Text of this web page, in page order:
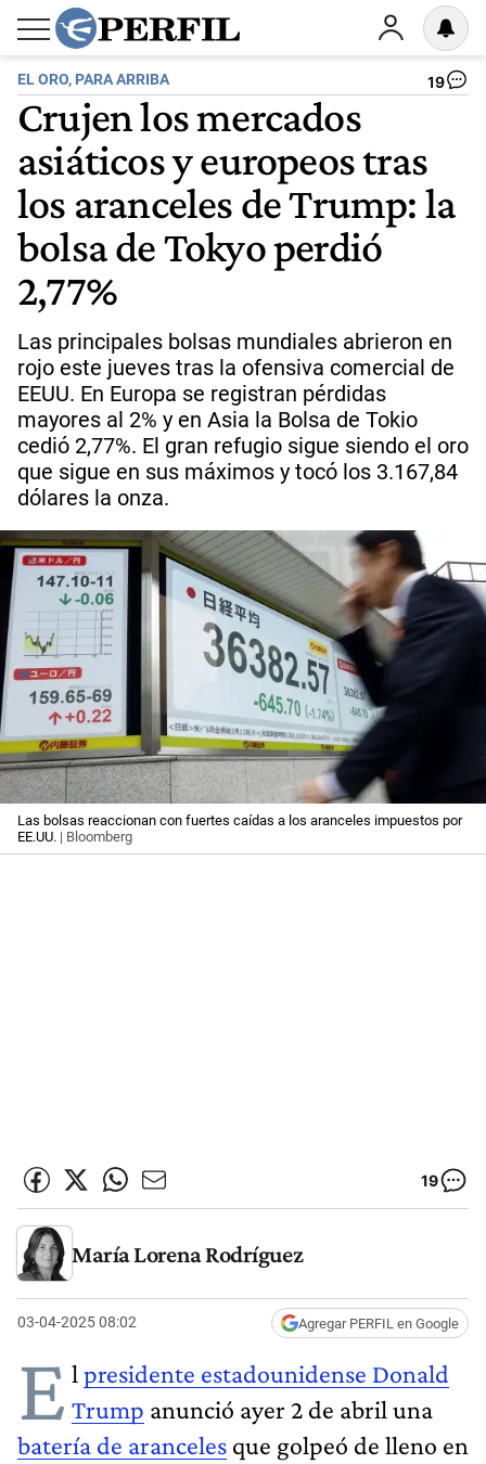
EL ORO, PARA ARRIBA 19
Crujen los mercados
asiáticos y europeos tras
los aranceles de Trump: la
bolsa de Tokyo perdió
2,77%
Las principales bolsas mundiales abrieron en
rojo este jueves tras la ofensiva comercial de
EEUU. En Europa se registran pérdidas
mayores al 2% y en Asia la Bolsa de Tokio
cedió 2,77%. El gran refugio sigue siendo el oro
que sigue en sus máximos y tocó los 3.167,84
dólares la onza.
Las bolsas reaccionan con fuertes caídas a los aranceles impuestos por
EE.UU. | Bloomberg
19
María Lorena Rodríguez
03-04-2025 08:02 Agregar PERFIL en Google
E l presidente estadounidense Donald
Trump anunció ayer 2 de abril una
batería de aranceles que golpeó de lleno en